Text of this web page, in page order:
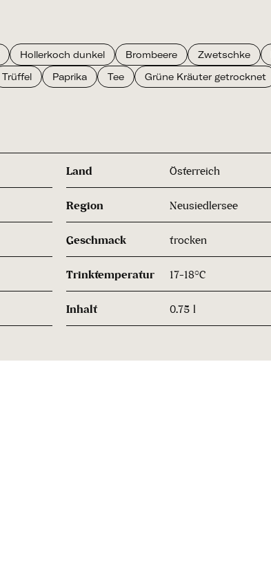
Hollerkoch dunkel Brombeere Zwetschke
Trüffel Paprika Tee Grüne Kräuter getrocknet
Land Österreich
Region Neusiedlersee
Geschmack trocken
Trinktemperatur 17-18°C
Inhalt 0.75 l